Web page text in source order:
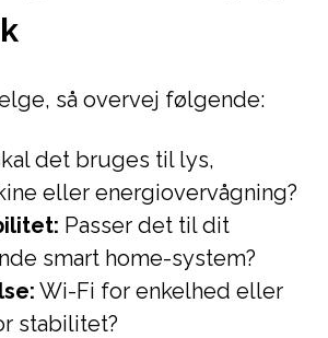
så overvej følgende:
det bruges til lys,
eller energiovervågning?
Passer det til dit
smart home-system?
Wi-Fi for enkelhed eller
stabilitet?